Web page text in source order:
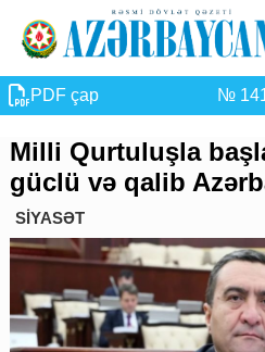
PDF çap №
Milli Qurtuluşla
güclü və qalib
SİYASƏT